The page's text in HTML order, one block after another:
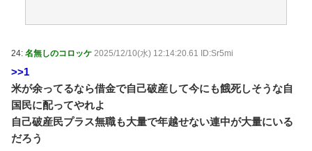
「うるさい」で消える？夏の風物詩“盆踊り”存続の危
機 会場数は20年で半... / おまとめアンテナ
18:02)
【竹外交】米国は曖昧､韓国は冷ややか…習近平を激
怒させた高市発言に｢無言の支持｣を示した国の大胆な手
法 / おまとめアンテナ
NEW! (8/8 18:00)
バス停で知り合った料理上手なご婦人から絶品手料理
をお裾分け。仲良くしていたが家に上がろうとするご婦
24: 名無しのコロッケ 2025/12/10(水) 12:14:20.61 ID:Sr5mi
>>1
米が余ってるなら借金で自己破産して今にも餓死しそうな自
国民に配ってやれよ
自己破産民プラス無職も大量で年越せない連中が大量にいる
だろう